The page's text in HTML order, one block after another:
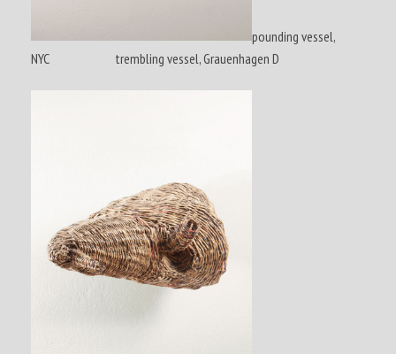
pounding vessel,
NYC trembling vessel, Grauenhagen D